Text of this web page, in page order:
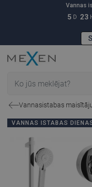
Vannas
5 D 23
Vannasistabas
VANNAS ISTABAS